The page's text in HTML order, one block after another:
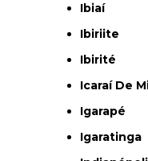
Ibiaí
Ibiriite
Ibirité
Icaraí De
Igarapé
Igaratinga